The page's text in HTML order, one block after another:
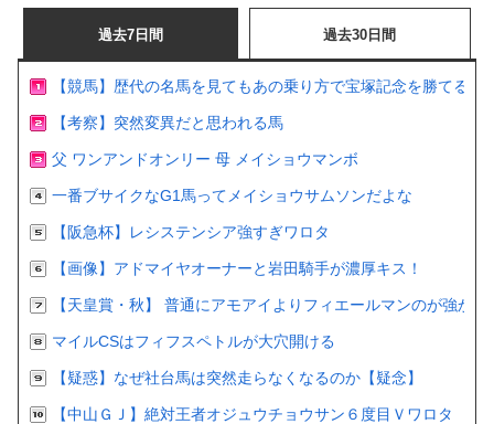
過去7日間 過去30日間
【競馬】歴代の名馬を見てもあの乗り方で宝塚記念を勝てる
【考察】突然変異だと思われる馬
父 ワンアンドオンリー 母 メイショウマンボ
一番ブサイクなG1馬ってメイショウサムソンだよな
【阪急杯】レシステンシア強すぎワロタ
【画像】アドマイヤオーナーと岩田騎手が濃厚キス！
【天皇賞・秋】 普通にアモアイよりフィエールマンのが強かっ
マイルCSはフィフスペトルが大穴開ける
【疑惑】なぜ社台馬は突然走らなくなるのか【疑念】
【中山ＧＪ】絶対王者オジュウチョウサン６度目Ｖワロタ